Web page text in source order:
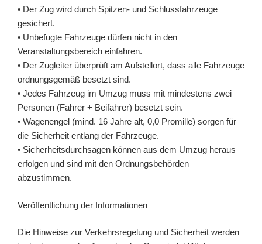
• Der Zug wird durch Spitzen- und Schlussfahrzeuge
gesichert.
• Unbefugte Fahrzeuge dürfen nicht in den
Veranstaltungsbereich einfahren.
• Der Zugleiter überprüft am Aufstellort, dass alle Fahrzeuge
ordnungsgemäß besetzt sind.
• Jedes Fahrzeug im Umzug muss mit mindestens zwei
Personen (Fahrer + Beifahrer) besetzt sein.
• Wagenengel (mind. 16 Jahre alt, 0,0 Promille) sorgen für
die Sicherheit entlang der Fahrzeuge.
• Sicherheitsdurchsagen können aus dem Umzug heraus
erfolgen und sind mit den Ordnungsbehörden
abzustimmen.
Veröffentlichung der Informationen
Die Hinweise zur Verkehrsregelung und Sicherheit werden